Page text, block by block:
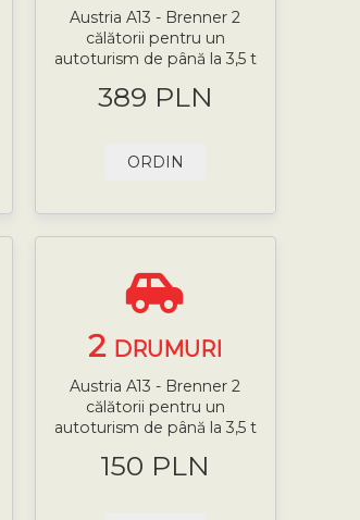
Austria A13 - Brenner 2
călătorii pentru un
autoturism de până la 3,5 t
389 PLN
ORDIN
2 DRUMURI
Austria A13 - Brenner 2
călătorii pentru un
autoturism de până la 3,5 t
150 PLN